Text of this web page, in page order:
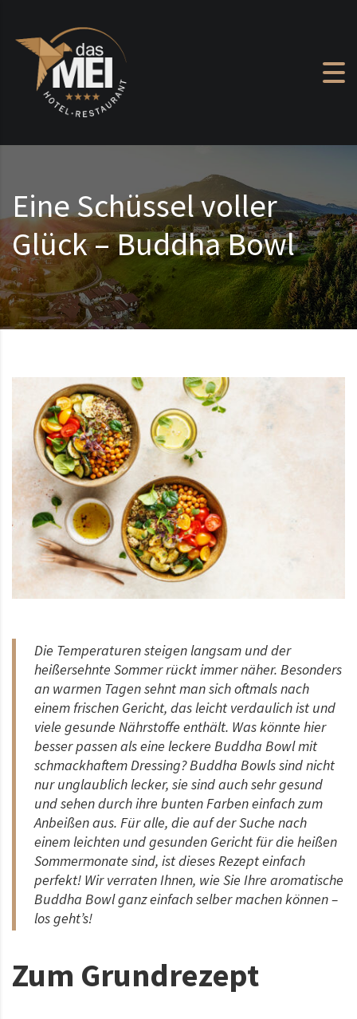
Eine Schüssel voller
Glück – Buddha Bowl
Die Temperaturen steigen langsam und der
heißersehnte Sommer rückt immer näher. Besonders
an warmen Tagen sehnt man sich oftmals nach
einem frischen Gericht, das leicht verdaulich ist und
viele gesunde Nährstoffe enthält. Was könnte hier
besser passen als eine leckere Buddha Bowl mit
schmackhaftem Dressing? Buddha Bowls sind nicht
nur unglaublich lecker, sie sind auch sehr gesund
und sehen durch ihre bunten Farben einfach zum
Anbeißen aus. Für alle, die auf der Suche nach
einem leichten und gesunden Gericht für die heißen
Sommermonate sind, ist dieses Rezept einfach
perfekt! Wir verraten Ihnen, wie Sie Ihre aromatische
Buddha Bowl ganz einfach selber machen können –
los geht’s!
Zum Grundrezept